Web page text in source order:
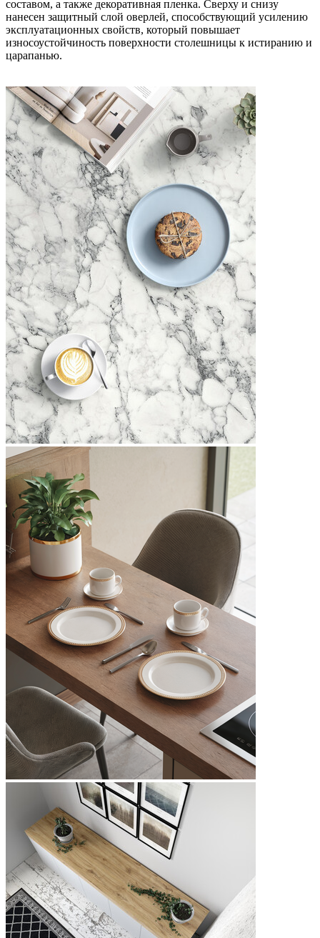
составом, а также декоративная пленка. Сверху и снизу
нанесен защитный слой оверлей, способствующий усилению
эксплуатационных свойств, который повышает
износоустойчиность поверхности столешницы к истиранию и
царапанью.